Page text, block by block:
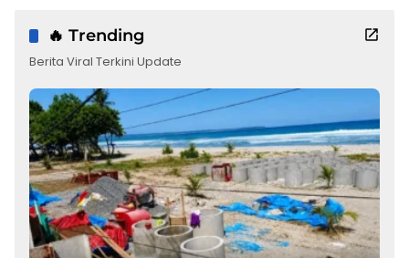
🔥 Trending
Berita Viral Terkini Update